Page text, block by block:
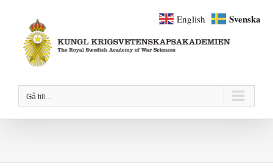
innehållet
Gå till…
English Svenska